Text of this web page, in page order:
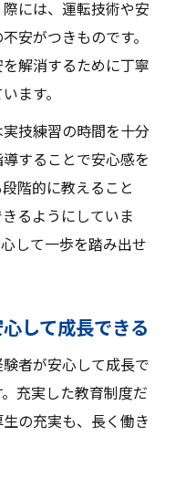
には、運転技術や安
安がつきものです。
解消するために丁寧
ます。
技練習の時間を十分
することで安心感を
階的に教えること
るようにしていま
して一歩を踏み出せ
して成長できる
者が安心して成長で
充実した教育制度だ
の充実も、長く働き